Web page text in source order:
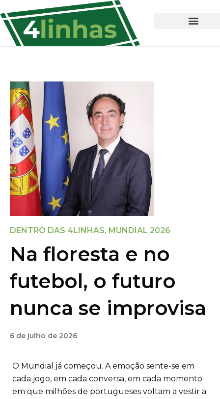
DENTRO DAS 4LINHAS, MUNDIAL 2026
Na floresta e no
futebol, o futuro
nunca se improvisa
6 de julho de 2026
O Mundial já começou. A emoção sente-se em
cada jogo, em cada conversa, em cada momento
em que milhões de portugueses voltam a vestir a